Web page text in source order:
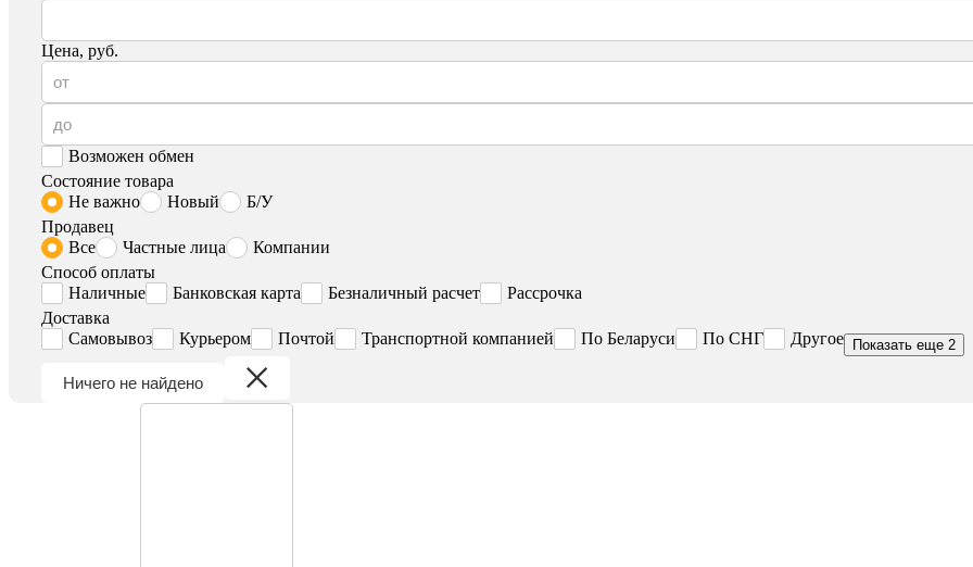
Цена, руб.
Возможен обмен
Состояние товара
Не важно
Новый
Б/У
Продавец
Все
Частные лица
Компании
Способ оплаты
Наличные
Банковская карта Безналичный расчет
Рассрочка
Доставка
Самовывоз
Курьером Почтой Транспортной компанией По Беларуси По СНГ Другое Показать еще 2
Ничего не найдено